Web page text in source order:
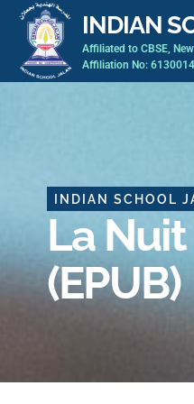
Skip
content
INDIAN
Affiliated to CBSE,
Affiliation No:
INDIAN SCHOOL
La
(EPUB)